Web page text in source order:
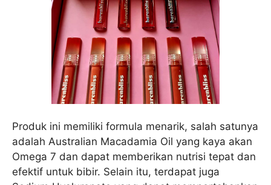
Produk ini memiliki formula menarik, salah satunya
adalah Australian Macadamia Oil yang kaya akan
Omega 7 dan dapat memberikan nutrisi tepat dan
efektif untuk bibir. Selain itu, terdapat juga